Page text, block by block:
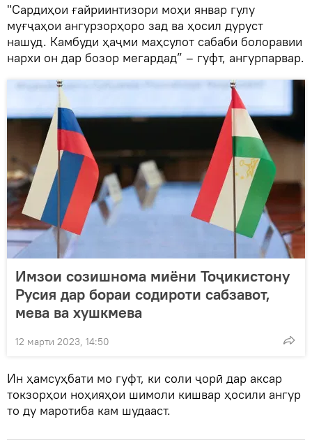
"Сардиҳои ғайриинтизори моҳи январ гулу
муғҷаҳои ангурзорҳоро зад ва ҳосил дуруст
нашуд. Камбуди ҳаҷми маҳсулот сабаби болоравии
нархи он дар бозор мегардад” – гуфт, ангурпарвар.
Имзои созишнома миёни Тоҷикистону
Русия дар бораи содироти сабзавот,
мева ва хушкмева
12 марти 2023, 14:50
Ин ҳамсуҳбати мо гуфт, ки соли ҷорӣ дар аксар
токзорҳои ноҳияҳои шимоли кишвар ҳосили ангур
то ду маротиба кам шудааст.